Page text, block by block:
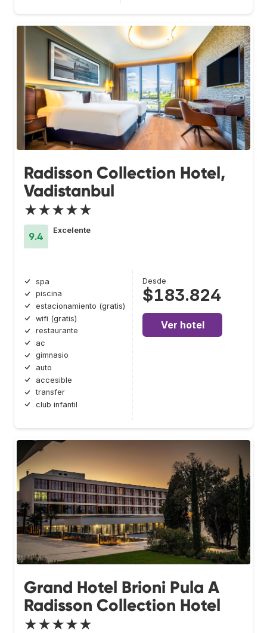
Radisson Collection Hotel,
Vadistanbul
★★★★★
9.4
Excelente
spa
piscina
estacionamiento (gratis)
wifi (gratis)
restaurante
ac
gimnasio
auto
accesible
transfer
club infantil
Desde
$183.824
Ver hotel
Grand Hotel Brioni Pula A
Radisson Collection Hotel
★★★★★